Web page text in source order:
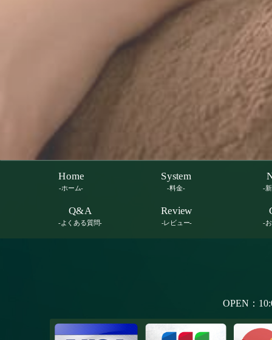
Home
-ホーム-
System
-料金- -
Q&A
-よくある質問-
Review
-レビュー- -
OPEN：